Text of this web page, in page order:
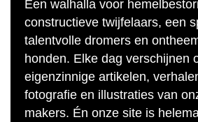
Een walhalla voor
constructieve twijfelaars, een
talentvolle dromers en
honden. Elke dag verschijnen
eigenzinnige artikelen,
fotografie en illustraties van
makers. Én onze site is